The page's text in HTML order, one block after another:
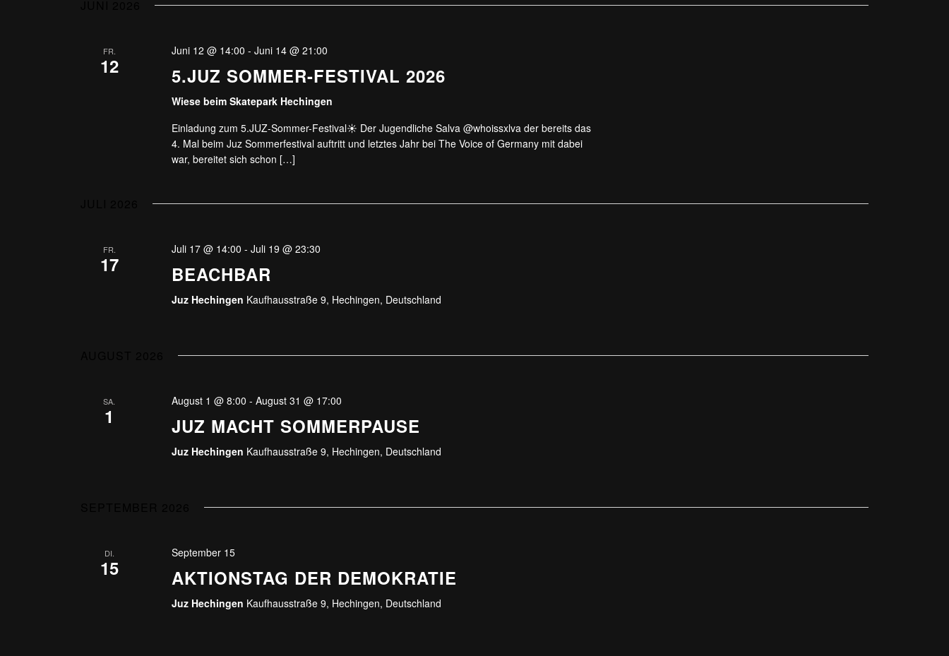
FR.
12
Juni 12 @ 14:00 -Juni 14 @ 21:00
5.JUZ SOMMER-FESTIVAL 2026
Wiese beim Skatepark Hechingen
Einladung zum 5.JUZ-Sommer-Festival☀️ Der Jugendliche Salva @whoissxlva der bereits das
4. Mal beim Juz Sommerfestival auftritt und letztes Jahr bei The Voice of Germany mit dabei
war, bereitet sich schon […]
FR.
17
Juli 17 @ 14:00 -Juli 19 @ 23:30
BEACHBAR
Juz Hechingen Kaufhausstraße 9, Hechingen, Deutschland
SA.
1
August 1 @ 8:00 -August 31 @ 17:00
JUZ MACHT SOMMERPAUSE
Juz Hechingen Kaufhausstraße 9, Hechingen, Deutschland
DI.
15
September 15
AKTIONSTAG DER DEMOKRATIE
Juz Hechingen Kaufhausstraße 9, Hechingen, Deutschland